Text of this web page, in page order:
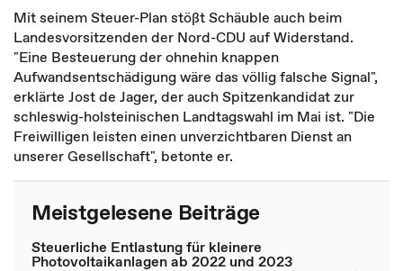
Mit seinem Steuer-Plan stößt Schäuble auch beim
Landesvorsitzenden der Nord-CDU auf Widerstand.
"Eine Besteuerung der ohnehin knappen
Aufwandsentschädigung wäre das völlig falsche Signal",
erklärte Jost de Jager, der auch Spitzenkandidat zur
schleswig-holsteinischen Landtagswahl im Mai ist. "Die
Freiwilligen leisten einen unverzichtbaren Dienst an
unserer Gesellschaft", betonte er.
Meistgelesene Beiträge
Steuerliche Entlastung für kleinere
Photovoltaikanlagen ab 2022 und 2023